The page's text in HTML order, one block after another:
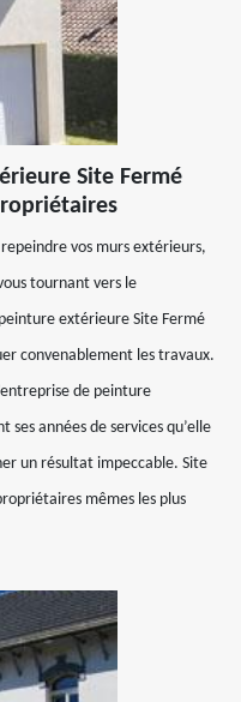
Site Fermé
vos murs extérieurs,
tournant vers le
extérieure Site Fermé
convenablement les travaux.
de peinture
années de services qu’elle
un résultat impeccable. Site
mêmes les plus